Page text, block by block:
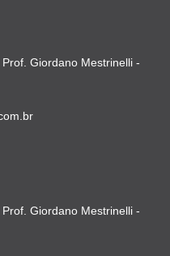
Giordano Mestrinelli -
Giordano Mestrinelli -